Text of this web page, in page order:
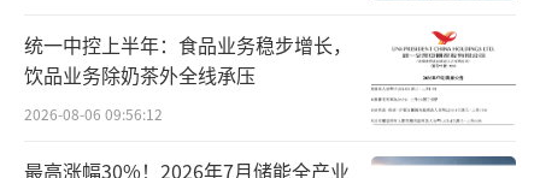
而这群人中，部分手握高额退休金的老
人，更是释放出巨大的消费潜力。在网络上，
人们形容他们为“活力银发”，指的就是这些
有资产、有存款、有收入的低龄老人。
统一中控上半年：食品业务稳步增长，
饮品业务除奶茶外全线承压
2026-08-06 09:56:12
最高涨幅30%！2026年7月储能全产业